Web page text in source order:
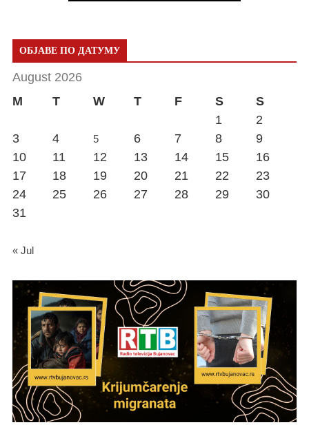
ОБЈАВЕ ПО ДАТУМУ
August 2026
M
T W T F S
S
1
2
3
4 5 6 7 8
9
10
11 12 13 14 15
16
17
18 19 20 21 22
23
24
25 26 27 28 29
30
31
« Jul